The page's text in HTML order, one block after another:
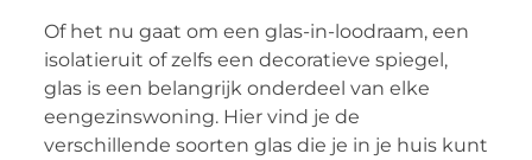
Of het nu gaat om een glas-in-loodraam, een
isolatieruit of zelfs een decoratieve spiegel,
glas is een belangrijk onderdeel van elke
eengezinswoning. Hier vind je de
verschillende soorten glas die je in je huis kunt